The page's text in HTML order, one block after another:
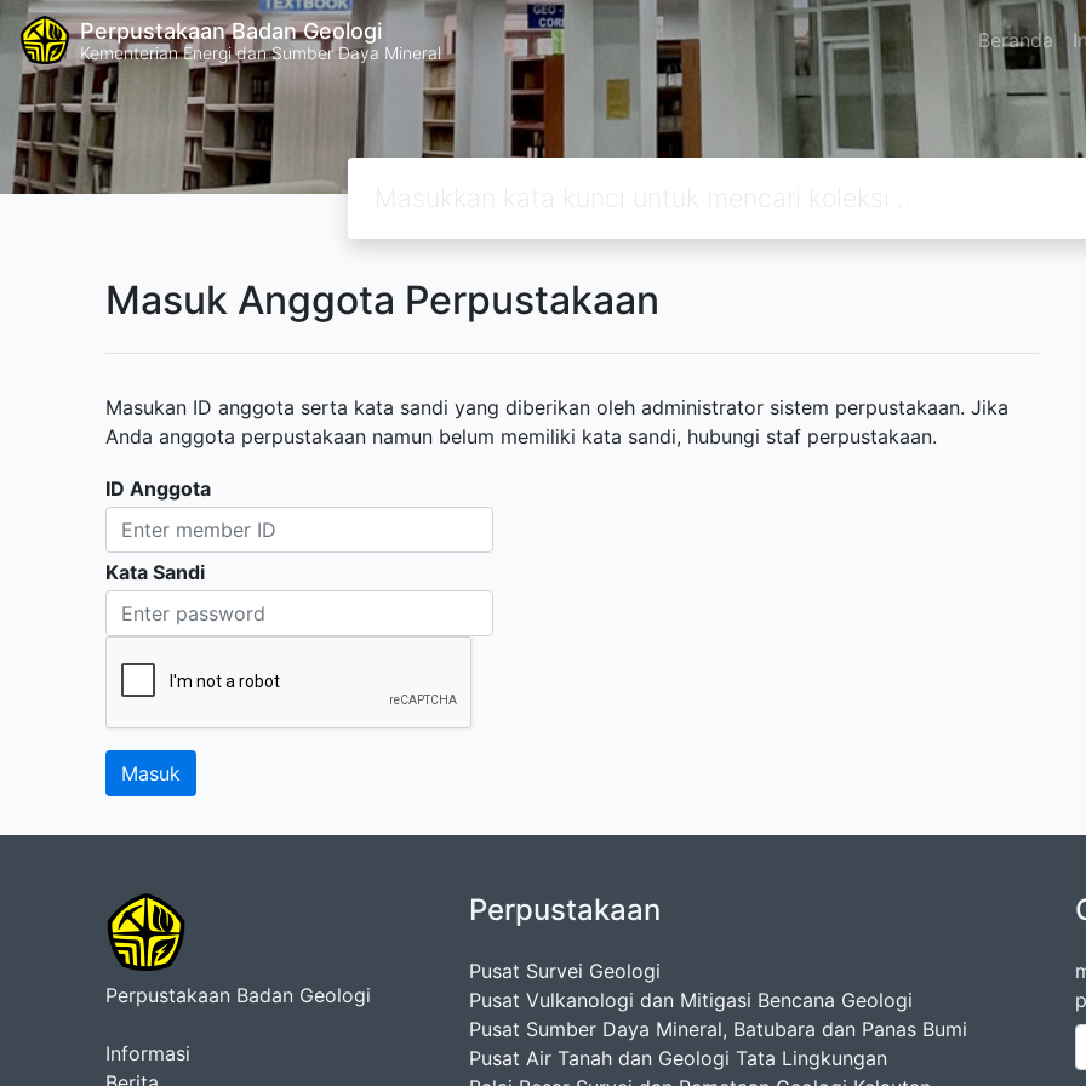
Perpustakaan Badan Geologi
Kementerian Energi dan Sumber Daya Mineral Beranda
Masuk Anggota Perpustakaan
Masukan ID anggota serta kata sandi yang diberikan oleh administrator sistem perpustakaan. Jika
Anda anggota perpustakaan namun belum memiliki kata sandi, hubungi staf perpustakaan.
ID Anggota
Kata Sandi
Perpustakaan Badan Geologi
Informasi
Perpustakaan
Pusat Survei Geologi
Pusat Vulkanologi dan Mitigasi Bencana Geologi
Pusat Sumber Daya Mineral, Batubara dan Panas Bumi
Pusat Air Tanah dan Geologi Tata Lingkungan